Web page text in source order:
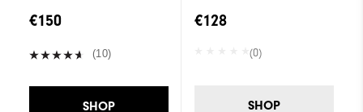
€150
(10)
SHOP
€128
(0)
SHOP